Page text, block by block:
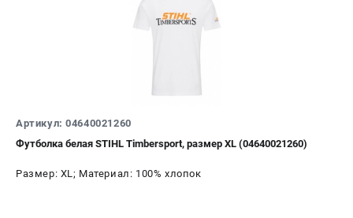
Артикул: 04640021260
Футболка белая STIHL Timbersport, размер XL (04640021260)
Размер: XL; Материал: 100% хлопок